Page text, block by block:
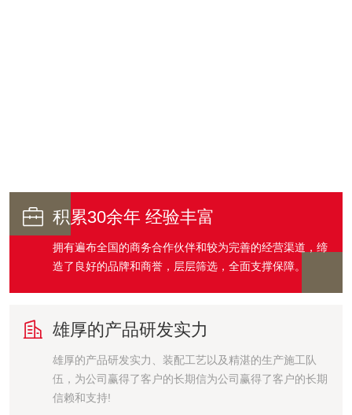
 积累30余年 经验丰富
拥有遍布全国的商务合作伙伴和较为完善的经营渠道，缔
造了良好的品牌和商誉，层层筛选，全面支撑保障。
 雄厚的产品研发实力
雄厚的产品研发实力、装配工艺以及精湛的生产施工队
伍，为公司赢得了客户的长期信为公司赢得了客户的长期
信赖和支持!